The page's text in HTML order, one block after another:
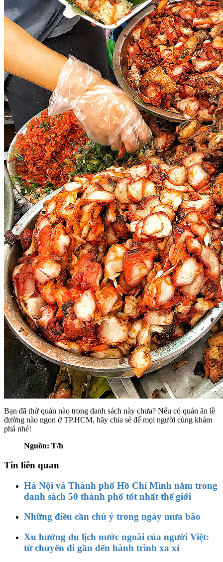
Bạn đã thử quán nào trong danh sách này chưa? Nếu có quán ăn lề
đường nào ngon ở TP.HCM, hãy chia sẻ để mọi người cùng khám
phá nhé!
Nguồn: T/h
Tin liên quan
Hà Nội và Thành phố Hồ Chí Minh nằm trong
danh sách 50 thành phố tốt nhất thế giới
Những điều cần chú ý trong ngày mưa bão
Xu hướng du lịch nước ngoài của người Việt:
từ chuyến đi gần đến hành trình xa xỉ